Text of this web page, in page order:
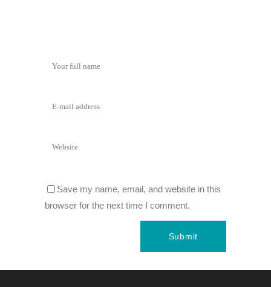
Save my name, email, and website in this
browser for the next time I comment.